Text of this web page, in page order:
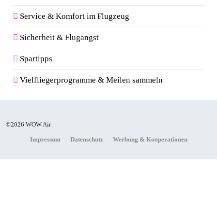
Service & Komfort im Flugzeug
Sicherheit & Flugangst
Spartipps
Vielfliegerprogramme & Meilen sammeln
©2026 WOW Air
Impressum Datenschutz Werbung & Kooperationen